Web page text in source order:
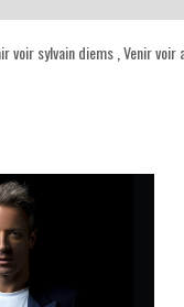
voir sylvain diems, Venir voir